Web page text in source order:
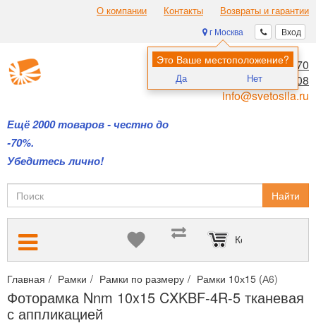
О компании Контакты Возвраты и гарантии
Вход
г Москва
Это Ваше местоположение?
Да Нет
Ещё 2000 товаров - честно до
-70%.
Убедитесь лично!
8 (495) 970-00-70
8 (800) 700-11-08
info@svetosila.ru
Найти
Корзина пуста
Главная Рамки Рамки по размеру Рамки 10х15 (А6)
Фоторамка Nnm 10x15 CXKBF-4R-5 тканевая
с аппликацией